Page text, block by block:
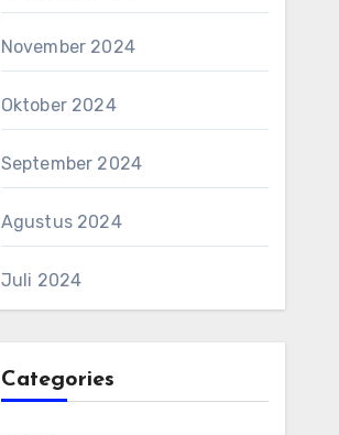
November 2024
Oktober 2024
September 2024
Agustus 2024
Juli 2024
Categories